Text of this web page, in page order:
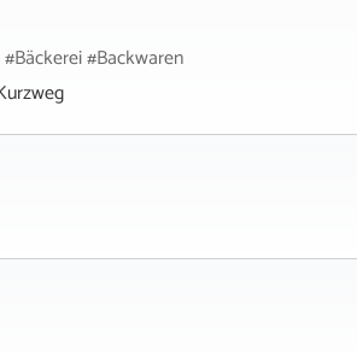
#Backwaren